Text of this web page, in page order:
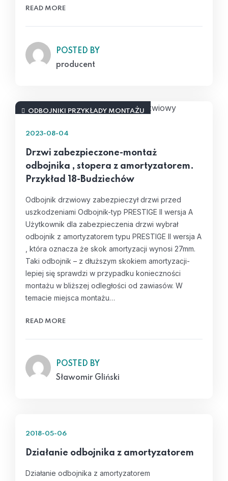
READ MORE
POSTED BY
producent
ODBOJNIKI PRZYKŁADY MONTAŻU
2023-08-04
Drzwi zabezpieczone-montaż
odbojnika , stopera z amortyzatorem.
Przykład 18-Budziechów
Odbojnik drzwiowy zabezpieczył drzwi przed
uszkodzeniami Odbojnik-typ PRESTIGE II wersja A
Użytkownik dla zabezpieczenia drzwi wybrał
odbojnik z amortyzatorem typu PRESTIGE II wersja A
, która oznacza że skok amortyzacji wynosi 27mm.
Taki odbojnik – z dłuższym skokiem amortyzacji-
lepiej się sprawdzi w przypadku konieczności
montażu w bliższej odległości od zawiasów. W
temacie miejsca montażu…
READ MORE
POSTED BY
Sławomir Gliński
2018-05-06
Działanie odbojnika z amortyzatorem
Działanie odbojnika z amortyzatorem